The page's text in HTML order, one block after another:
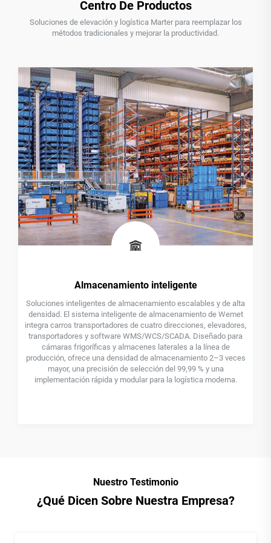
Centro De Productos
Soluciones de elevación y logística Marter para reemplazar los
métodos tradicionales y mejorar la productividad.
escalables y de alta
de Wemet
direcciones, elevadores,
SCADA. Diseñado para
laterales a la línea de
2–3 veces
del 99,99 % y una
la logística moderna.
Soluciones Inteligentes de
Plataforma giratoria inteligente para
espacio, ingeniería de precisión y
Las plataformas giratorias para
solución definitiva para espacios
residencias de lujo, salones de
profesionales. Diseñadas para una
grados, eliminan la necesidad de
maniobras complejas. Gracias a su
Nuestro Testimonio
¿Qué Dicen Sobre Nuestra Empresa?